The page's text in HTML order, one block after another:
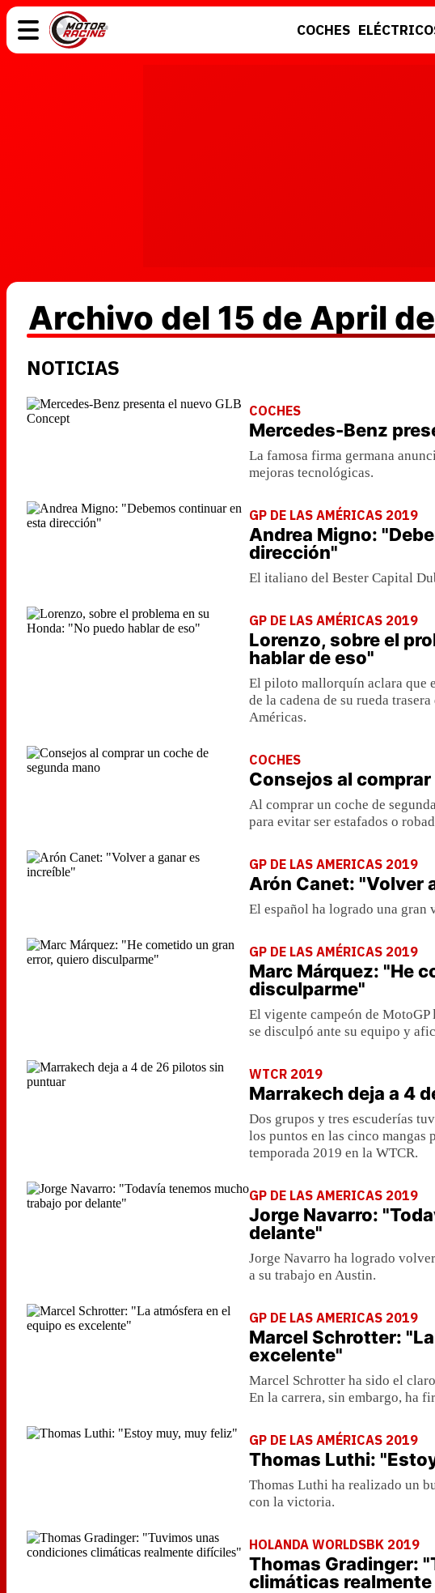
COCHES
Archivo del 15 de April
NOTICIAS
COCHES
Mercedes-Benz
La famosa firma germana
mejoras tecnológicas.
GP DE LAS AMÉRICAS 2019
Andrea Migno:
dirección"
El italiano del Bester Capital
GP DE LAS AMÉRICAS 2019
Lorenzo, sobre el
hablar de eso"
El piloto mallorquín aclara que
de la cadena de su rueda
Américas.
COCHES
Consejos al
Al comprar un coche de
para evitar ser estafados o
GP DE LAS AMERICAS 2019
Arón Canet: "Volver
El español ha logrado una
GP DE LAS AMÉRICAS 2019
Marc Márquez: "He
disculparme"
El vigente campeón de
se disculpó ante su equipo y
WTCR 2019
Marrakech deja a 4
Dos grupos y tres escuderías
los puntos en las cinco mangas
temporada 2019 en la WTCR.
GP DE LAS AMERICAS 2019
Jorge Navarro:
delante"
Jorge Navarro ha logrado
a su trabajo en Austin.
GP DE LAS AMERICAS 2019
Marcel Schrotter:
excelente"
Marcel Schrotter ha sido el
En la carrera, sin embargo, ha
GP DE LAS AMÉRICAS 2019
Thomas Luthi:
Thomas Luthi ha realizado un
con la victoria.
HOLANDA WORLDSBK 2019
Thomas Gradinger:
climáticas